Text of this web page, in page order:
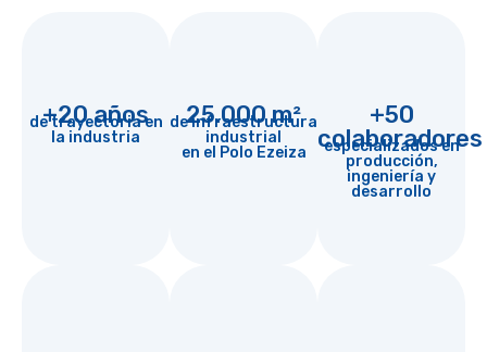
+20 años
de trayectoria en
la industria
25.000 m²
de infraestructura
industrial
en el Polo Ezeiza
+50
colaboradores
especializados en
producción,
ingeniería y
desarrollo